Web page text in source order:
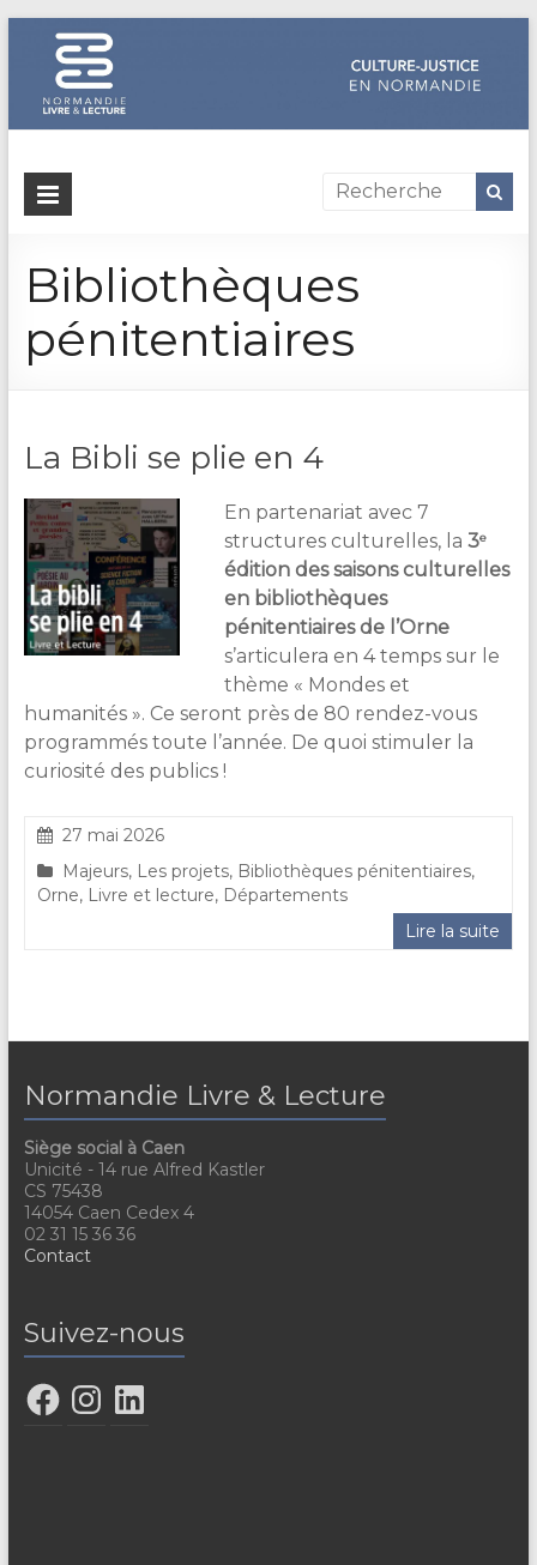
Dispositif
justice
en
Normandie
de
Livre
&
Lecture
Bibliothèques
pénitentiaires
La Bibli se plie en 4
En partenariat avec 7
structures culturelles, la 3e
édition des saisons culturelles
en bibliothèques
pénitentiaires de l’Orne
s’articulera en 4 temps sur le
thème « Mondes et
humanités ». Ce seront près de 80 rendez-vous
programmés toute l’année. De quoi stimuler la
curiosité des publics !
27 mai 2026
Majeurs, Les projets, Bibliothèques pénitentiaires,
Orne, Livre et lecture, Départements
Lire la suite
Normandie Livre & Lecture
Siège social à Caen
Unicité - 14 rue Alfred Kastler
CS 75438
14054 Caen Cedex 4
02 31 15 36 36
Contact
Suivez-nous